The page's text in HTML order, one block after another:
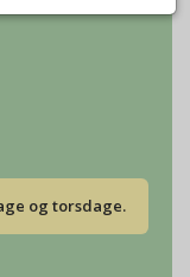
og torsdage.